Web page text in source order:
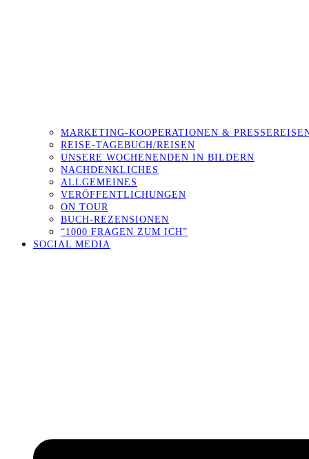
MARKETING-KOOPERATIONEN &
REISE-TAGEBUCH/REISEN
UNSERE WOCHENENDEN IN BILDERN
NACHDENKLICHES
ALLGEMEINES
VERÖFFENTLICHUNGEN
ON TOUR
BUCH-REZENSIONEN
“1000 FRAGEN ZUM ICH”
SOCIAL MEDIA